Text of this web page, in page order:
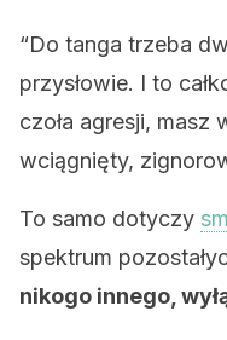
“Do tanga trzeba
przysłowie. I to
czoła agresji, masz
wciągnięty,
To samo dotyczy
spektrum
nikogo innego,